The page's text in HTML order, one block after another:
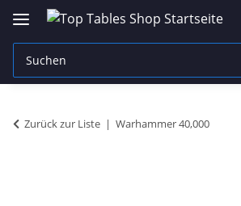
Zurück zur Liste Warhammer 40,000